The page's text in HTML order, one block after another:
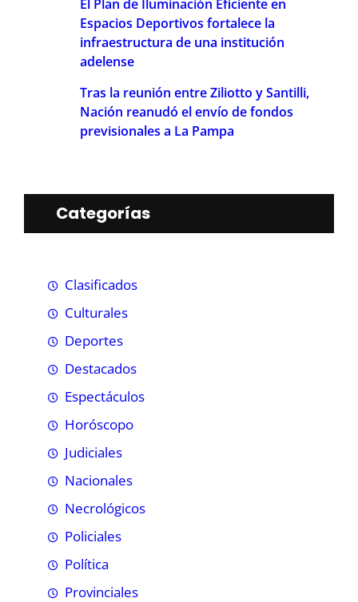
El Plan de Iluminación Eficiente en
Espacios Deportivos fortalece la
infraestructura de una institución
adelense
Tras la reunión entre Ziliotto y Santilli,
Nación reanudó el envío de fondos
previsionales a La Pampa
Categorías
Clasificados
Culturales
Deportes
Destacados
Espectáculos
Horóscopo
Judiciales
Nacionales
Necrológicos
Policiales
Política
Provinciales